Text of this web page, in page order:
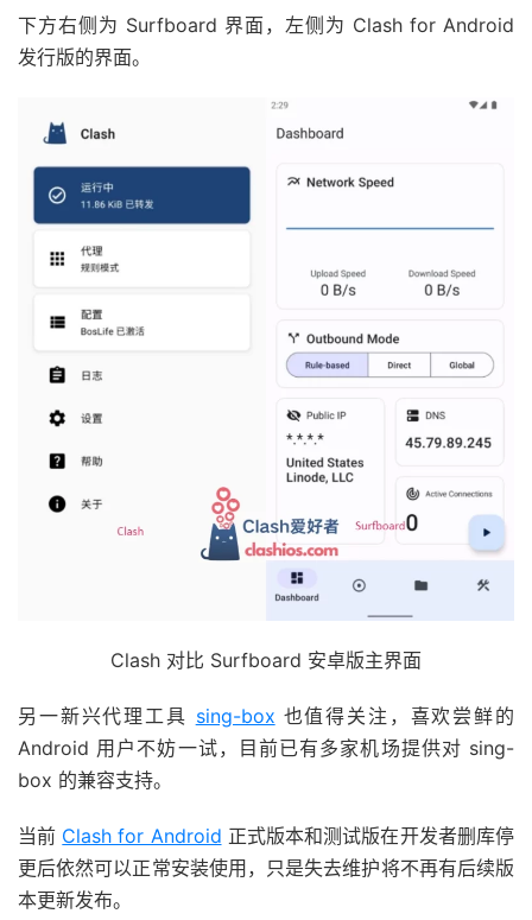
下方右侧为 Surfboard 界面，左侧为 Clash for Android
发行版的界面。
Clash 对比 Surfboard 安卓版主界面
另一新兴代理工具 sing-box 也值得关注，喜欢尝鲜的
Android 用户不妨一试，目前已有多家机场提供对 sing-
box 的兼容支持。
当前 Clash for Android 正式版本和测试版在开发者删库停
更后依然可以正常安装使用，只是失去维护将不再有后续版
本更新发布。